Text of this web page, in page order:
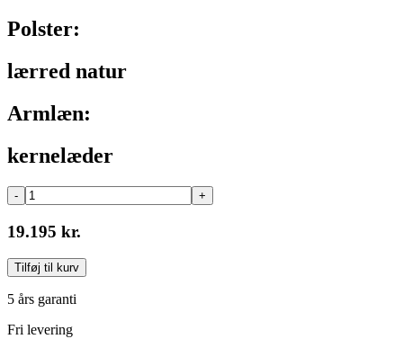
Polster:
lærred natur
Armlæn:
kernelæder
- +
19.195 kr.
Tilføj til kurv
5 års garanti
Fri levering